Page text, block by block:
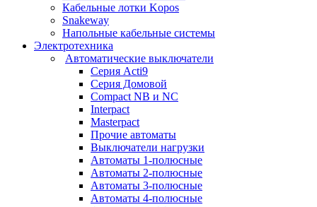
Кабельные лотки Kopos
Snakeway
Напольные кабельные системы
Электротехника
Автоматические выключатели
Серия Acti9
Серия Домовой
Compact NB и NC
Interpact
Masterpact
Прочие автоматы
Выключатели нагрузки
Автоматы 1-полюсные
Автоматы 2-полюсные
Автоматы 3-полюсные
Автоматы 4-полюсные